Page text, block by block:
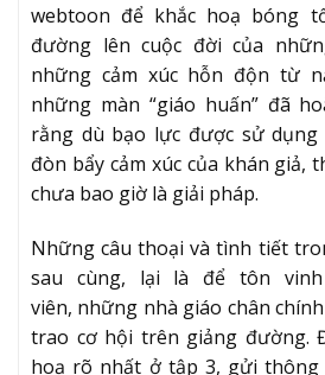
webtoon để khắc hoạ bóng
đường lên cuộc đời của
những cảm xúc hỗn độn từ
những màn “giáo huấn” đã
rằng dù bạo lực được sử
đòn bẩy cảm xúc của khán giả,
chưa bao giờ là giải pháp.
Những câu thoại và tình tiết
sau cùng, lại là để tôn
viên, những nhà giáo chân
trao cơ hội trên giảng đường.
hoạ rõ nhất ở tập 3, gửi thông